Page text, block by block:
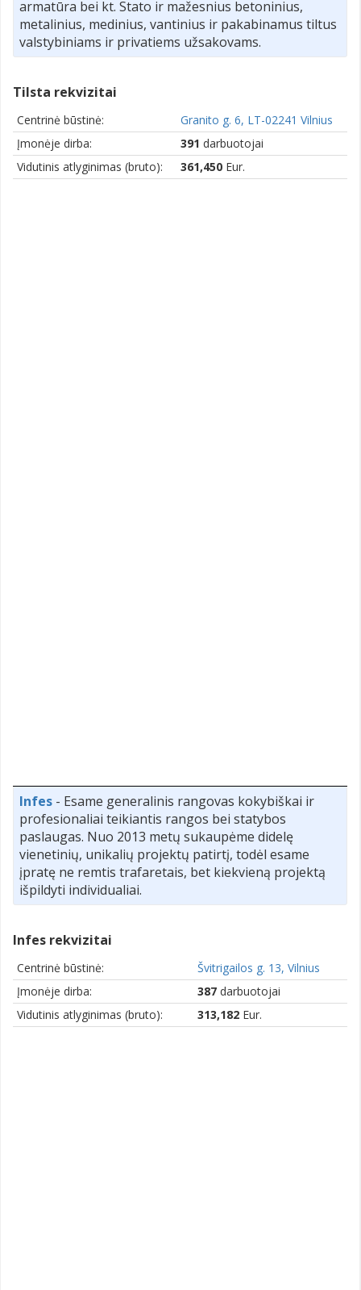
armatūra bei kt. Stato ir mažesnius betoninius,
metalinius, medinius, vantinius ir pakabinamus tiltus
valstybiniams ir privatiems užsakovams.
Tilsta rekvizitai
Centrinė būstinė:
Granito g. 6, LT-02241 Vilnius
Įmonėje dirba:
391 darbuotojai
Vidutinis atlyginimas (bruto):
361,450 Eur.
Infes - Esame generalinis rangovas kokybiškai ir
profesionaliai teikiantis rangos bei statybos
paslaugas. Nuo 2013 metų sukaupėme didelę
vienetinių, unikalių projektų patirtį, todėl esame
įpratę ne remtis trafaretais, bet kiekvieną projektą
išpildyti individualiai.
Infes rekvizitai
Centrinė būstinė:
Švitrigailos g. 13, Vilnius
Įmonėje dirba:
387 darbuotojai
Vidutinis atlyginimas (bruto):
313,182 Eur.